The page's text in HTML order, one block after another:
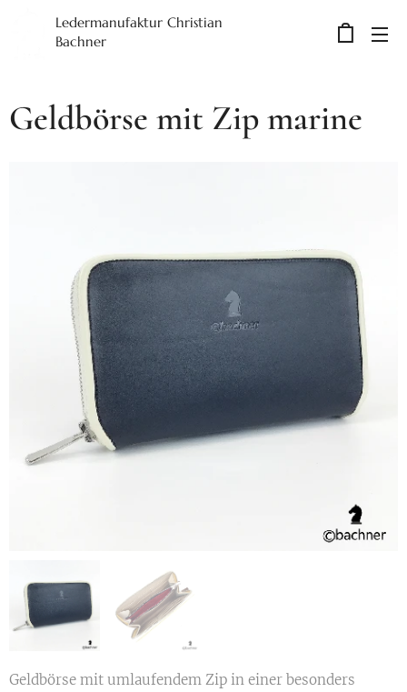
Ledermanufaktur Christian
Bachner
Geldbörse mit Zip marine
Geldbörse mit umlaufendem Zip in einer besonders